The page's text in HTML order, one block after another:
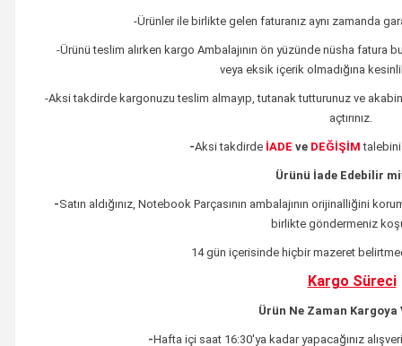
-Ürünler ile birlikte gelen faturanız aynı zamanda
-Ürünü teslim alırken kargo Ambalajının ön yüzünde nüsha fatura
veya eksik içerik olmadığına
-Aksi takdirde kargonuzu teslim almayıp, tutanak tutturunuz ve
açtırınız.
-Aksi takdirde İADE ve DEĞİŞİM
Ürünü İade Edebilir
-Satın aldığınız, Notebook Parçasının ambalajının orijinalliğini
birlikte göndermeniz
14 gün içerisinde hiçbir mazeret
Kargo Süreci
Ürün Ne Zaman Kargoya
-Hafta içi saat 16:30'ya kadar yapacağınız